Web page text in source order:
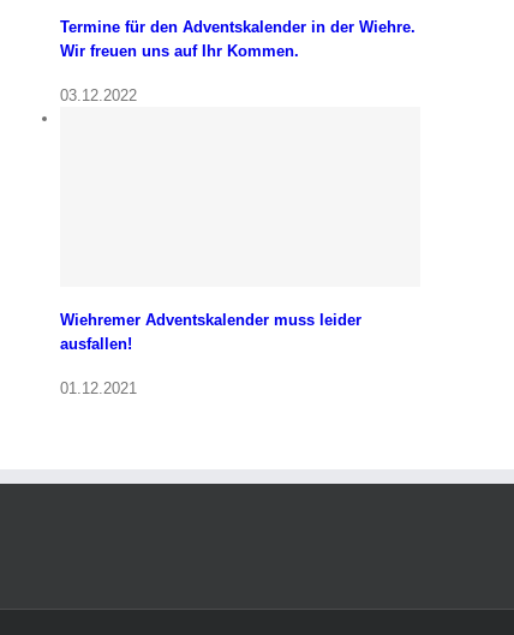
Termine für den Adventskalender in der Wiehre.
Wir freuen uns auf Ihr Kommen.
03.12.2022
Wiehremer Adventskalender muss leider
ausfallen!
01.12.2021